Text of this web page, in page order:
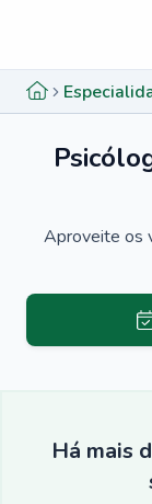
Aproveite os
Há mais